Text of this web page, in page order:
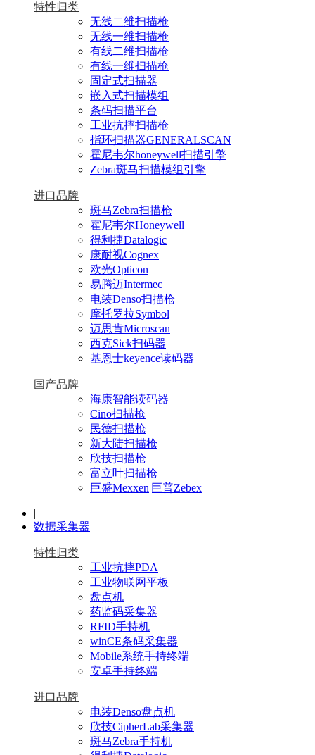
特性归类
无线二维扫描枪
无线一维扫描枪
有线二维扫描枪
有线一维扫描枪
固定式扫描器
嵌入式扫描模组
条码扫描平台
工业抗摔扫描枪
指环扫描器GENERALSCAN
霍尼韦尔honeywell扫描引擎
Zebra斑马扫描模组引擎
进口品牌
斑马Zebra扫描枪
霍尼韦尔Honeywell
得利捷Datalogic
康耐视Cognex
欧光Opticon
易腾迈Intermec
电装Denso扫描枪
摩托罗拉Symbol
迈思肯Microscan
西克Sick扫码器
基恩士keyence读码器
国产品牌
海康智能读码器
Cino扫描枪
民德扫描枪
新大陆扫描枪
欣技扫描枪
富立叶扫描枪
巨盛Mexxen|巨普Zebex
|
数据采集器
特性归类
工业抗摔PDA
工业物联网平板
盘点机
药监码采集器
RFID手持机
winCE条码采集器
Mobile系统手持终端
安卓手持终端
进口品牌
电装Denso盘点机
欣技CipherLab采集器
斑马Zebra手持机